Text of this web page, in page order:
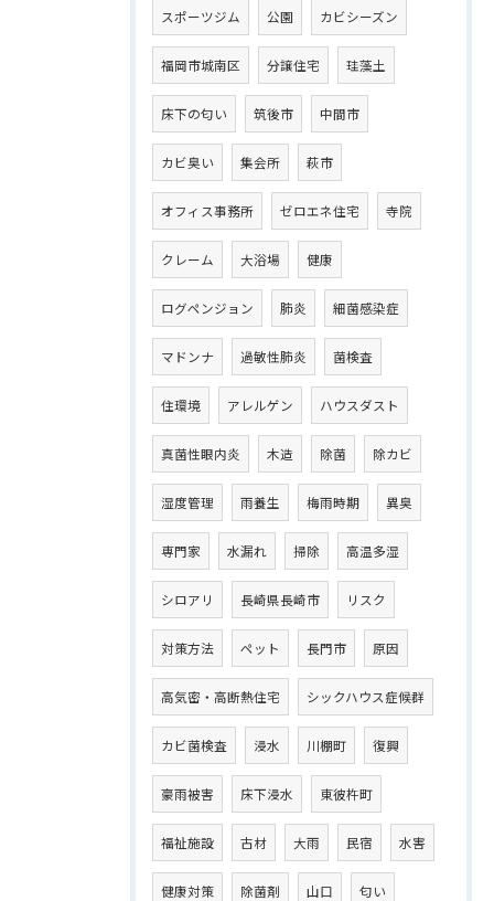
スポーツジム 公園 カビシーズン
福岡市城南区 分譲住宅 珪藻土
床下の匂い 筑後市 中間市
カビ臭い 集会所 萩市
オフィス事務所 ゼロエネ住宅 寺院
クレーム 大浴場 健康
ログペンジョン 肺炎 細菌感染症
マドンナ 過敏性肺炎 菌検査
住環境 アレルゲン ハウスダスト
真菌性眼内炎 木造 除菌 除カビ
湿度管理 雨養生 梅雨時期 異臭
専門家 水漏れ 掃除 高温多湿
シロアリ 長崎県長崎市 リスク
対策方法 ペット 長門市 原因
高気密・高断熱住宅 シックハウス症候群
カビ菌検査 浸水 川棚町 復興
豪雨被害 床下浸水 東彼杵町
福祉施設 古材 大雨 民宿 水害
健康対策 除菌剤 山口 匂い